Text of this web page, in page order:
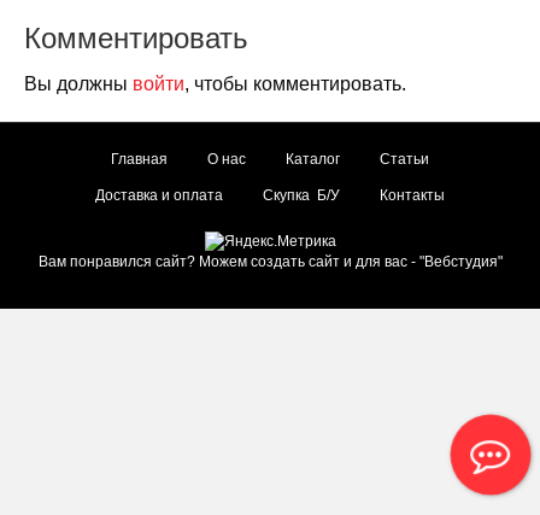
Комментировать
Вы должны войти, чтобы комментировать.
Главная О нас Каталог Статьи
Доставка и оплата Скупка Б/У Контакты
Вам понравился сайт? Можем создать сайт и для вас - "Вебстудия"